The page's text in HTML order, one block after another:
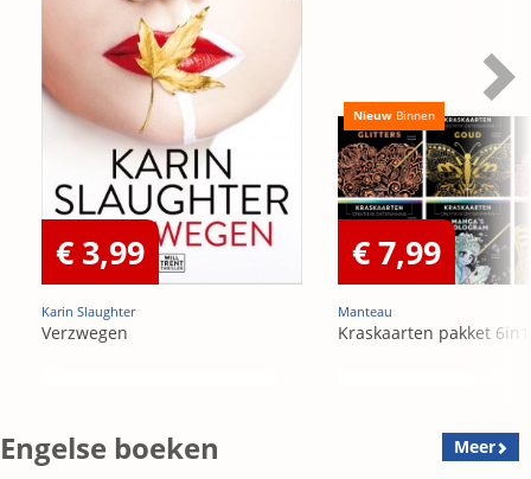
€ 3,99
Karin Slaughter
Verzwegen
Nieuw Binnen
€ 7,99
Manteau
Kraskaarten pakket 6in1
Engelse boeken Meer